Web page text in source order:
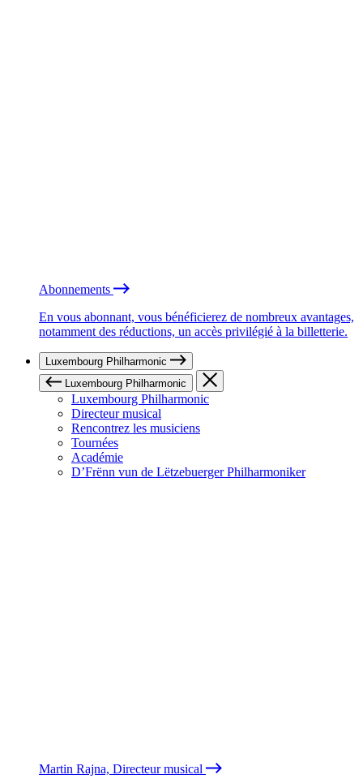
Abonnements
En vous abonnant, vous bénéficierez de nombreux avantages,
notamment des réductions, un accès privilégié à la billetterie.
Luxembourg Philharmonic
Luxembourg Philharmonic
Luxembourg Philharmonic
Directeur musical
Rencontrez les musiciens
Tournées
Académie
D’Frënn vun de Lëtzebuerger Philharmoniker
Martin Rajna, Directeur musical